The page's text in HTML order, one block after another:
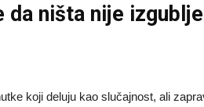
da ništa nije
koji deluju kao slučajnost, ali